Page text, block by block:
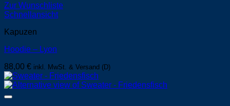
Zur Wunschliste
Schnellansicht
Kapuzen
Hoodie – Lyon
88,00 € inkl. MwSt. & Versand (D)